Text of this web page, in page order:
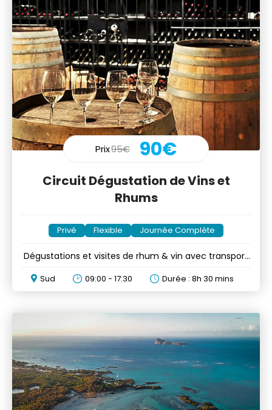
Prix95€ 90€
Circuit Dégustation de Vins et
Rhums
Privé Flexible Journée Complète
Dégustations et visites de rhum & vin avec transport
Sud 09:00 - 17:30 Durée : 8h 30 mins